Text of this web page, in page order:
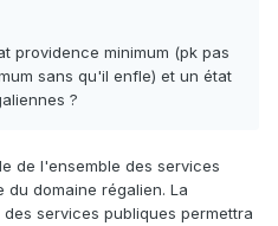
providence minimum (pk pas
sans qu'il enfle) et un état
?
de l'ensemble des services
domaine régalien. La
services publiques permettra